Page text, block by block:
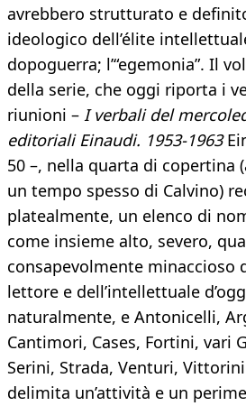
avrebbero strutturato e
ideologico dell’élite
dopoguerra; l’“egemonia”. Il
della serie, che oggi riporta i
riunioni – I verbali del
editoriali Einaudi. 1953-1963
50 –, nella quarta di copertina
un tempo spesso di Calvino)
platealmente, un elenco di
come insieme alto, severo,
consapevolmente minaccioso
lettore e dell’intellettuale
naturalmente, e Antonicelli,
Cantimori, Cases, Fortini, vari
Serini, Strada, Venturi,
delimita un’attività e un